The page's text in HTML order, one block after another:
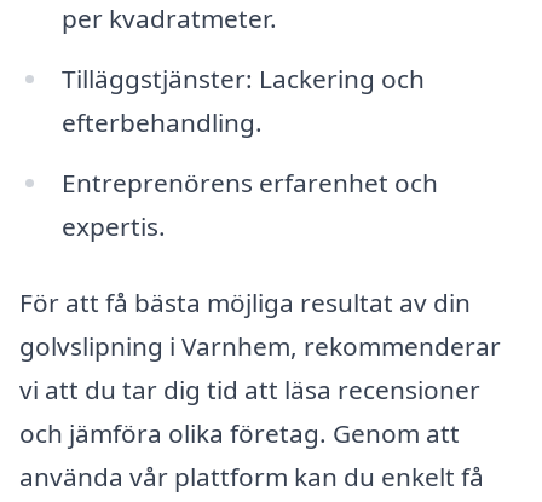
per kvadratmeter.
Tilläggstjänster: Lackering och
efterbehandling.
Entreprenörens erfarenhet och
expertis.
För att få bästa möjliga resultat av din
golvslipning i Varnhem, rekommenderar
vi att du tar dig tid att läsa recensioner
och jämföra olika företag. Genom att
använda vår plattform kan du enkelt få